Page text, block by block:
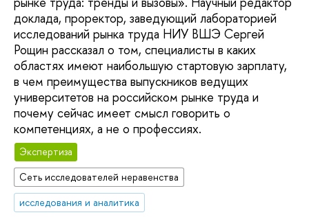
доклада, проректор, заведующий лабораторией
исследований рынка труда НИУ ВШЭ Сергей
Рощин рассказал о том, специалисты в каких
областях имеют наибольшую стартовую зарплату,
в чем преимущества выпускников ведущих
университетов на российском рынке труда и
почему сейчас имеет смысл говорить о
компетенциях, а не о профессиях.
Экспертиза
Сеть исследователей неравенства
исследования и аналитика